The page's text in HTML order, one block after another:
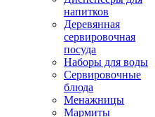
напитков
Деревянная
сервировочная
посуда
Наборы для воды
Сервировочные
блюда
Менажницы
Мармиты